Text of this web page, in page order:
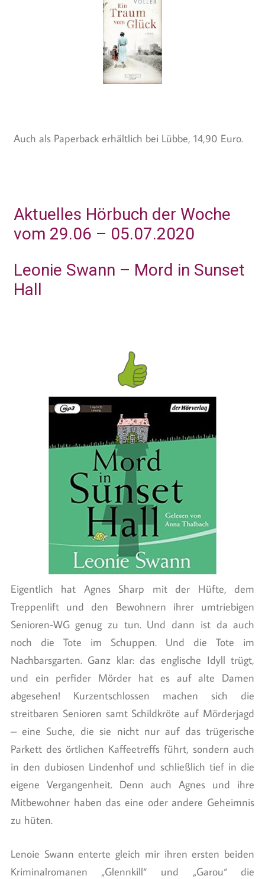
Auch als Paperback erhältlich bei Lübbe, 14,90 Euro.
Aktuelles Hörbuch der Woche
vom 29.06 – 05.07.2020
Leonie Swann – Mord in Sunset
Hall
Eigentlich hat Agnes Sharp mit der Hüfte, dem
Treppenlift und den Bewohnern ihrer umtriebigen
Senioren-WG genug zu tun. Und dann ist da auch
noch die Tote im Schuppen. Und die Tote im
Nachbarsgarten. Ganz klar: das englische Idyll trügt,
und ein perfider Mörder hat es auf alte Damen
abgesehen! Kurzentschlossen machen sich die
streitbaren Senioren samt Schildkröte auf Mörderjagd
– eine Suche, die sie nicht nur auf das trügerische
Parkett des örtlichen Kaffeetreffs führt, sondern auch
in den dubiosen Lindenhof und schließlich tief in die
eigene Vergangenheit. Denn auch Agnes und ihre
Mitbewohner haben das eine oder andere Geheimnis
zu hüten.
Lenoie Swann enterte gleich mir ihren ersten beiden
Kriminalromanen „Glennkill“ und „Garou“ die